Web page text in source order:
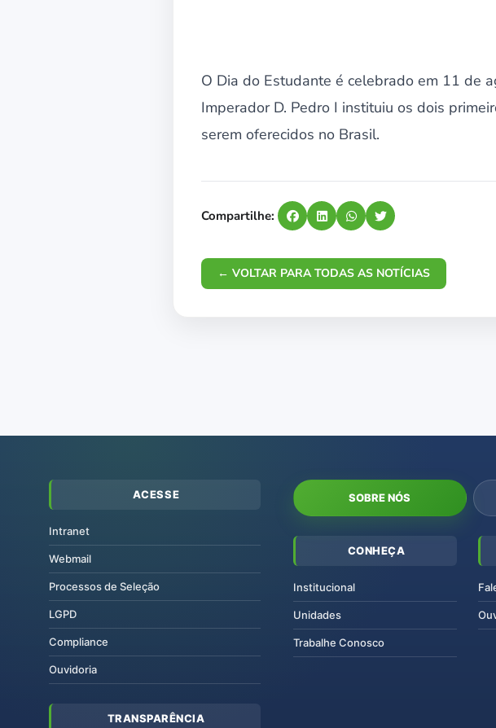
O Dia do Estudante é celebrado em 11 de
Imperador D. Pedro I instituiu os dois
serem oferecidos no Brasil.
Compartilhe:
← VOLTAR PARA TODAS AS NOTÍCIAS
ACESSE
Intranet
Webmail
Processos de Seleção
LGPD
Compliance
Ouvidoria
TRANSPARÊNCIA
SOBRE NÓS
CONHEÇA
Institucional
Unidades
Trabalhe Conosco